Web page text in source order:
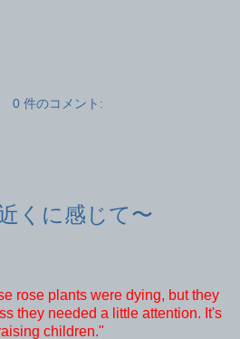
0 件のコメント:
くに感じて〜
rose plants were dying, but they
they needed a little attention. It's
children."